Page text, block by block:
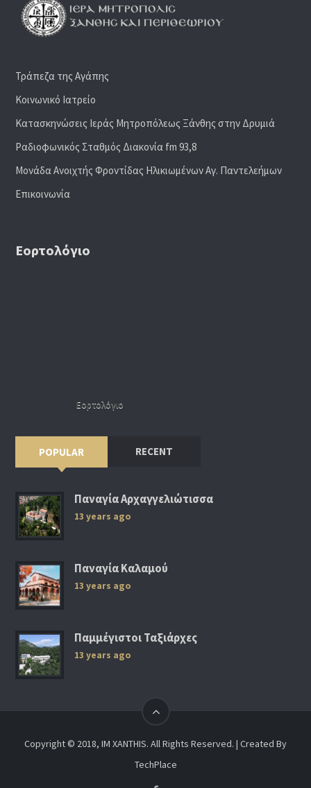
Τράπεζα της Αγάπης
Κοινωνικό Ιατρείο
Κατασκηνώσεις Ιεράς Μητροπόλεως Ξάνθης στην Δρυμιά
Ραδιoφωνικός Σταθμός Διακονία fm 93,8
Μονάδα Ανοιχτής Φροντίδας Ηλικιωμένων Αγ. Παντελεήμων
Επικοινωνία
Εορτολόγιο
Εορτολόγιο
POPULAR RECENT
Παναγία Αρχαγγελιώτισσα
13 years ago
Παναγία Καλαμού
13 years ago
Παμμέγιστοι Ταξιάρχες
13 years ago
Copyright © 2018, IM XANTHIS. All Rights Reserved. | Created By
TechPlace